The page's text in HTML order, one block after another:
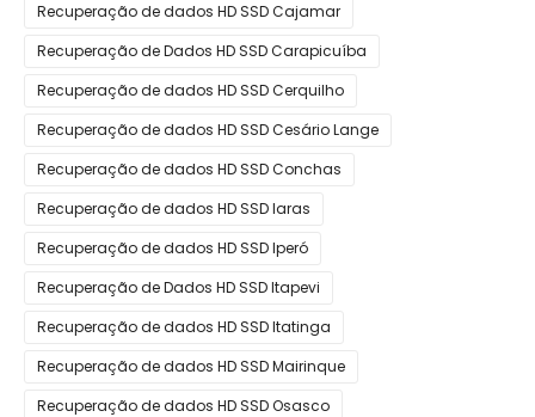
Recuperação de dados HD SSD Cajamar
Recuperação de Dados HD SSD Carapicuíba
Recuperação de dados HD SSD Cerquilho
Recuperação de dados HD SSD Cesário Lange
Recuperação de dados HD SSD Conchas
Recuperação de dados HD SSD Iaras
Recuperação de dados HD SSD Iperó
Recuperação de Dados HD SSD Itapevi
Recuperação de dados HD SSD Itatinga
Recuperação de dados HD SSD Mairinque
Recuperação de dados HD SSD Osasco